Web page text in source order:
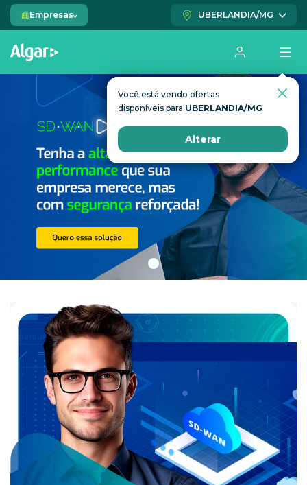
Empresas UBERLANDIA/MG
Você está vendo ofertas
disponíveis para UBERLANDIA/MG
Alterar
Você está vendo ofertas
disponíveis para UBERLANDIA/MG
Alterar